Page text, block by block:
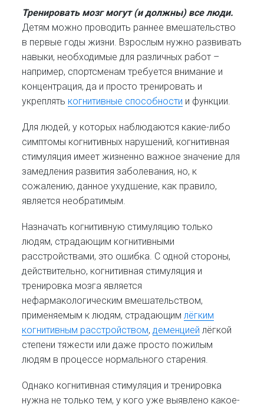
Тренировать мозг могут (и должны) все люди.
Детям можно проводить раннее вмешательство
в первые годы жизни. Взрослым нужно развивать
навыки, необходимые для различных работ –
например, спортсменам требуется внимание и
концентрация, да и просто тренировать и
укреплять когнитивные способности и функции.
Для людей, у которых наблюдаются какие-либо
симптомы когнитивных нарушений, когнитивная
стимуляция имеет жизненно важное значение для
замедления развития заболевания, но, к
сожалению, данное ухудшение, как правило,
является необратимым.
Назначать когнитивную стимуляцию только
людям, страдающим когнитивными
расстройствами, это ошибка. С одной стороны,
действительно, когнитивная стимуляция и
тренировка мозга является
нефармакологическим вмешательством,
применяемым к людям, страдающимлёгким
когнитивным расстройством,деменцией лёгкой
степени тяжести или даже просто пожилым
людям в процессе нормального старения.
Однако когнитивная стимуляция и тренировка
нужна не только тем, у кого уже выявлено какое-